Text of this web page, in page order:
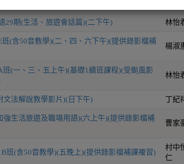
29期(生活、旅遊會話篇)(二下午) 林怡
班(含50音教學)(二、四、六下午)(提供錄影檔補
楊淑
班(一、三、五上午)(基礎1續班課程)(受颱風影
林怡
文法解說教學影片)(日下午) 丁紀
強生活旅遊及職場用語)(六上午)(提供錄影檔補
曹家
班(含50音教學)(五晚上)(提供錄影檔補課複習)
村中
仁